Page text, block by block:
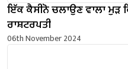
ਇੱਕ ਕੈਸੀਨੋ ਚਲਾਉਣ ਵਾਲਾ ਮੁੜ
ਰਾਸ਼ਟਰਪਤੀ
06th November 2024